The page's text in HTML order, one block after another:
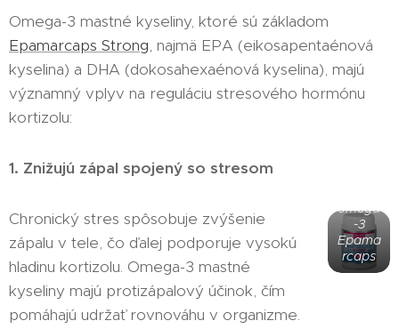
Omega-3 mastné kyseliny, ktoré sú základom
Epamarcaps Strong, najmä EPA (eikosapentaénová
kyselina) a DHA (dokosahexaénová kyselina), majú
významný vplyv na reguláciu stresového hormónu
kortizolu:
1. Znižujú zápal spojený so stresom
omega
-3
Epama
rcaps
Chronický stres spôsobuje zvýšenie
zápalu v tele, čo ďalej podporuje vysokú
hladinu kortizolu. Omega-3 mastné
kyseliny majú protizápalový účinok, čím
pomáhajú udržať rovnováhu v organizme.